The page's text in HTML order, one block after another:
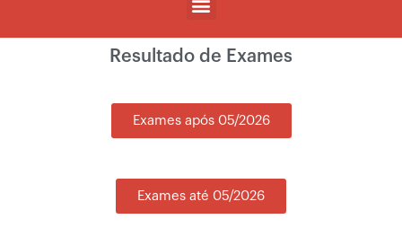
Resultado de Exames
Exames após 05/2026
Exames até 05/2026